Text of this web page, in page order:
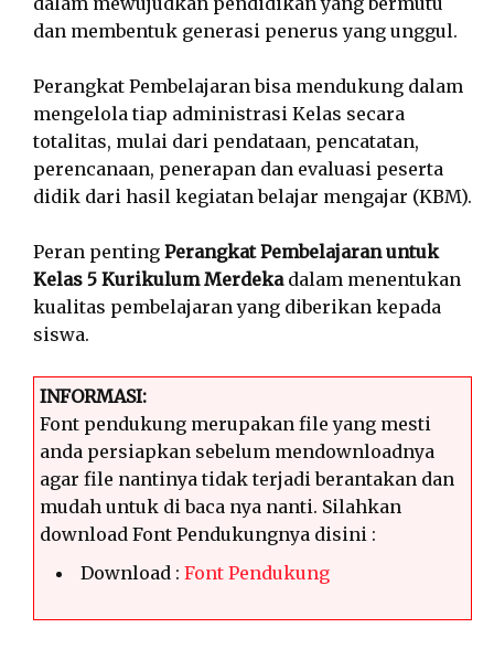
dan membentuk generasi penerus yang unggul.
Perangkat Pembelajaran bisa mendukung dalam
mengelola tiap administrasi Kelas secara
totalitas, mulai dari pendataan, pencatatan,
perencanaan, penerapan dan evaluasi peserta
didik dari hasil kegiatan belajar mengajar (KBM).
Peran penting Perangkat Pembelajaran untuk
Kelas 5 Kurikulum Merdekadalam menentukan
kualitas pembelajaran yang diberikan kepada
siswa.
INFORMASI:
Font pendukung merupakan file yang mesti
anda persiapkan sebelum mendownloadnya
agar file nantinya tidak terjadi berantakan dan
mudah untuk di baca nya nanti. Silahkan
download Font Pendukungnya disini :
Download : Font Pendukung